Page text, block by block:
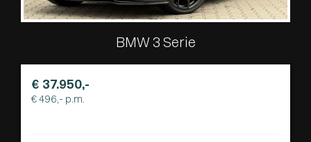
BMW 3 Serie
€ 37.950,-
€ 496,- p.m.